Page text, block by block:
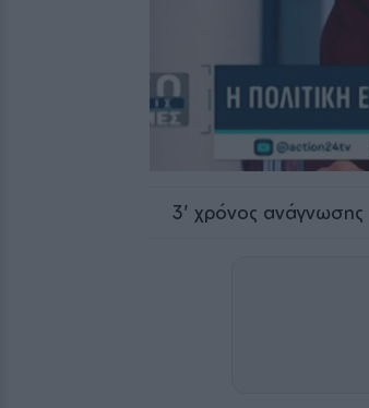
3' χρόνος ανάγνωσης